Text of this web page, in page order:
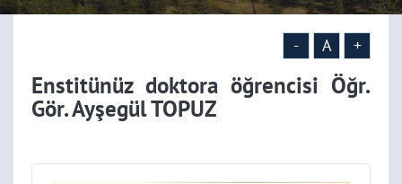
- A +
Enstitünüz doktora öğrencisi Öğr.
Gör. Ayşegül TOPUZ